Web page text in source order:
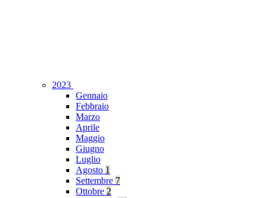
2023
Gennaio
Febbraio
Marzo
Aprile
Maggio
Giugno
Luglio
Agosto 1
Settembre 7
Ottobre 2